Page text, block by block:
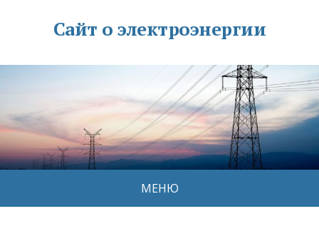
Сайт о электроэнергии
МЕНЮ